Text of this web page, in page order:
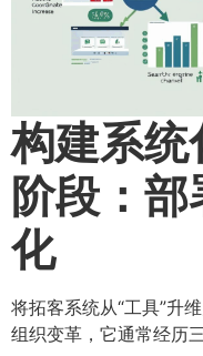
构建系统
阶段：
化
将拓客系统从“工具”升
组织变革，它通常经历